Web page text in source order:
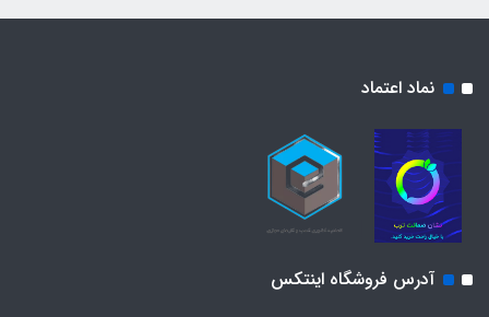
نماد اعتماد
آدرس فروشگاه اینتکس